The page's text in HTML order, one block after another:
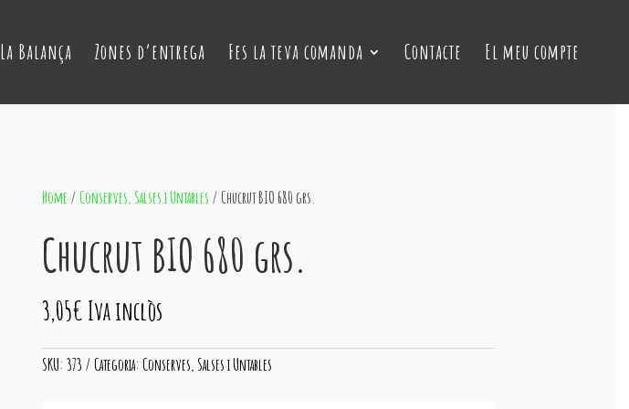
La Balança Zones d’entrega Fes la teva comanda Contacte El meu compte
Home / Conserves, Salses i Untables / Chucrut BIO 680 grs.
Chucrut BIO 680 grs.
3,05€ Iva inclòs
SKU:373 Categoria:Conserves, Salses i Untables